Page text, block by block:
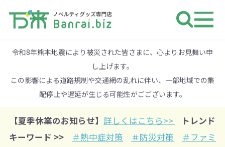
令和8年熊本地震により被災された皆さまに、心よりお見舞い申
し上げます。
この影響による道路規制や交通網の乱れに伴い、一部地域での集
配停止や遅延が生じる可能性がごございます。
【夏季休業のお知らせ】 詳しくはこちら>>
トレンド
キーワード >>
＃熱中症対策 ＃防災対策
＃ファミ